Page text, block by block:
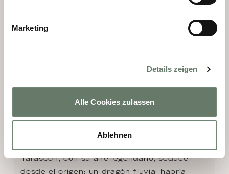
Marketing
Details zeigen
Alle Cookies zulassen
Ablehnen
DÍA 3 - TARASCON
Tarascon, con su aire legendario, seduce
desde el origen: un dragón fluvial habría